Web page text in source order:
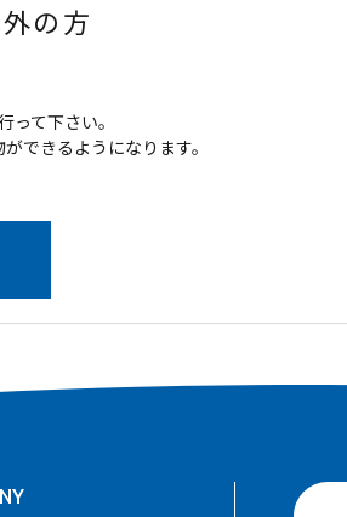
の方
て下さい。
できるようになります。